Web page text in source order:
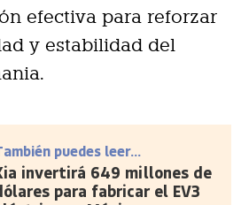
efectiva para reforzar
y estabilidad del
puedes leer...
invertirá 649 millones de
para fabricar el EV3